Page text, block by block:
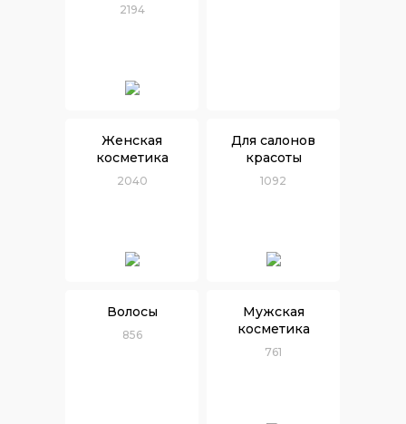
2194
Женская
косметика
2040
Для салонов
красоты
1092
Волосы
856
Мужская
косметика
761